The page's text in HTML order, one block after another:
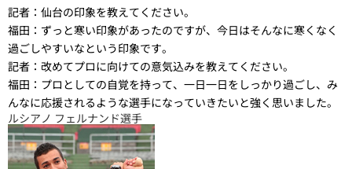
記者： 仙台の印象を教えてください。
福田： ずっと寒い印象があったのですが、今日はそんなに寒くなく
過ごしやすいなという印象です。
記者： 改めてプロに向けての意気込みを教えてください。
福田： プロとしての自覚を持って、一日一日をしっかり過ごし、み
んなに応援されるような選手になっていきたいと強く思いました。
ルシアノ フェルナンド選手